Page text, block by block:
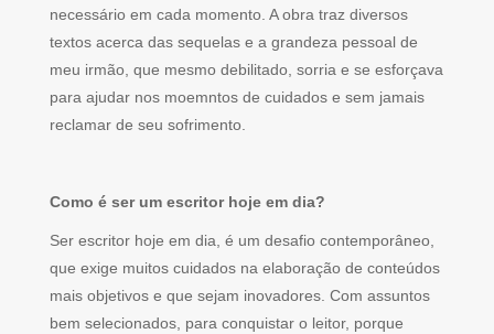
necessário em cada momento. A obra traz diversos
textos acerca das sequelas e a grandeza pessoal de
meu irmão, que mesmo debilitado, sorria e se esforçava
para ajudar nos moemntos de cuidados e sem jamais
reclamar de seu sofrimento.
Como é ser um escritor hoje em dia?
Ser escritor hoje em dia, é um desafio contemporâneo,
que exige muitos cuidados na elaboração de conteúdos
mais objetivos e que sejam inovadores. Com assuntos
bem selecionados, para conquistar o leitor, porque